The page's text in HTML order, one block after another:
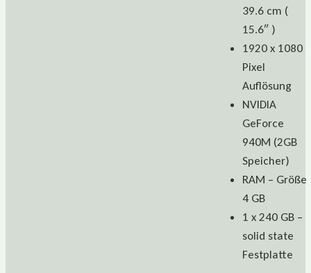
39.6 cm (
15.6″ )
1920 x 1080
Pixel
Auflösung
NVIDIA
GeForce
940M (2GB
Speicher)
RAM – Größe
4 GB
1 x 240 GB –
solid state
Festplatte